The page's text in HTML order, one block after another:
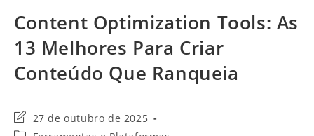
Content Optimization Tools: As
13 Melhores Para Criar
Conteúdo Que Ranqueia
Última
modificação
27 de outubro de 2025